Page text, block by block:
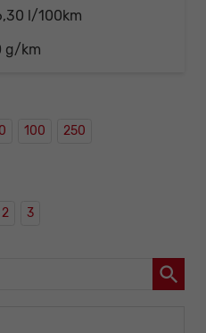
l/100km
g/km
100 250
2 3